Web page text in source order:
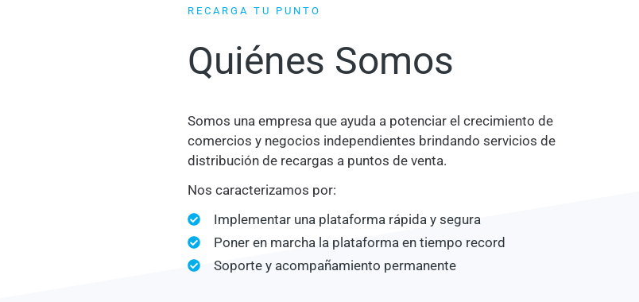
RECARGA TU PUNTO
Quiénes Somos
Somos una empresa que ayuda a potenciar el crecimiento de
comercios y negocios independientes brindando servicios de
distribución de recargas a puntos de venta.
Nos caracterizamos por:
Implementar una plataforma rápida y segura
Poner en marcha la plataforma en tiempo record
Soporte y acompañamiento permanente